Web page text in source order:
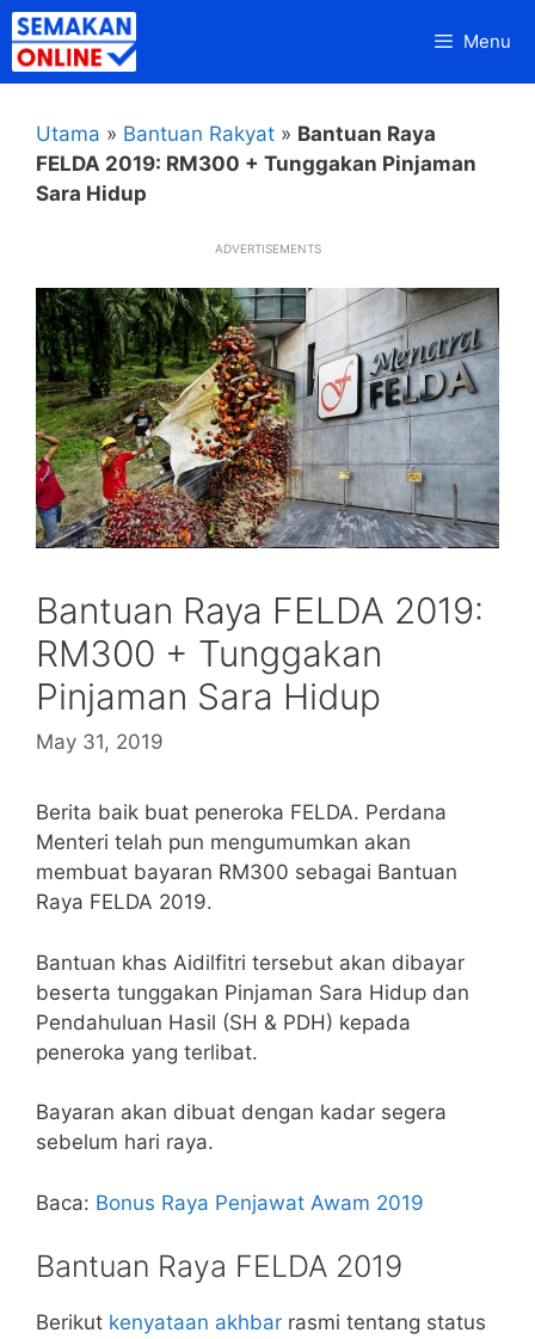
Skip
to
content
Menu
Utama » Bantuan Rakyat » Bantuan Raya
FELDA 2019: RM300 + Tunggakan Pinjaman
Sara Hidup
ADVERTISEMENTS
Bantuan Raya FELDA 2019:
RM300 + Tunggakan
Pinjaman Sara Hidup
May 31, 2019
Berita baik buat peneroka FELDA. Perdana
Menteri telah pun mengumumkan akan
membuat bayaran RM300 sebagai Bantuan
Raya FELDA 2019.
Bantuan khas Aidilfitri tersebut akan dibayar
beserta tunggakan Pinjaman Sara Hidup dan
Pendahuluan Hasil (SH & PDH) kepada
peneroka yang terlibat.
Bayaran akan dibuat dengan kadar segera
sebelum hari raya.
Baca: Bonus Raya Penjawat Awam 2019
Bantuan Raya FELDA 2019
Berikut kenyataan akhbar rasmi tentang status